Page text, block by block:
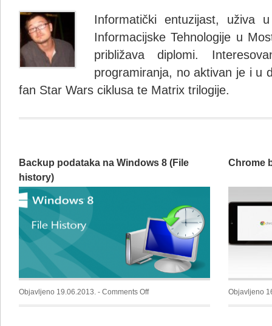
Informatički entuzijast, uživa
Informacijske Tehnologije u
približava diplomi.
programiranja, no aktivan je i u
fan Star Wars ciklusa te Matrix trilogije.
Backup podataka na Windows 8 (File
history)
Objavljeno 19.06.2013. - Comments Offon
Backup
Chrome
Objavljeno